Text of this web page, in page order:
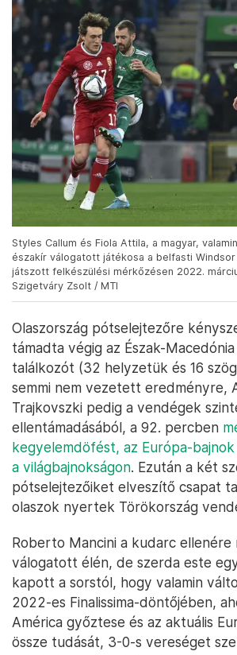
Styles Callum és Fiola Attila, a magyar,
északír válogatott játékosa a belfasti Windsor
játszott felkészülési mérkőzésen 2022.
Szigetváry Zsolt / MTI
Olaszország pótselejtezőre
támadta végig az Észak-
találkozót (32 helyzetük és 16
semmi nem vezetett eredményre,
Trajkovszki pedig a vendégek
ellentámadásából, a 92. percben
kegyelemdöfést, az Európa-
a világbajnokságon. Ezután a két
pótselejtezőiket elveszítő csapat
olaszok nyertek Törökország
Roberto Mancini a kudarc ellenére
válogatott élén, de szerda este
kapott a sorstól, hogy valamin
2022-es Finalissima-döntőjében,
América győztese és az aktuális
össze tudását, 3-0-s vereséget